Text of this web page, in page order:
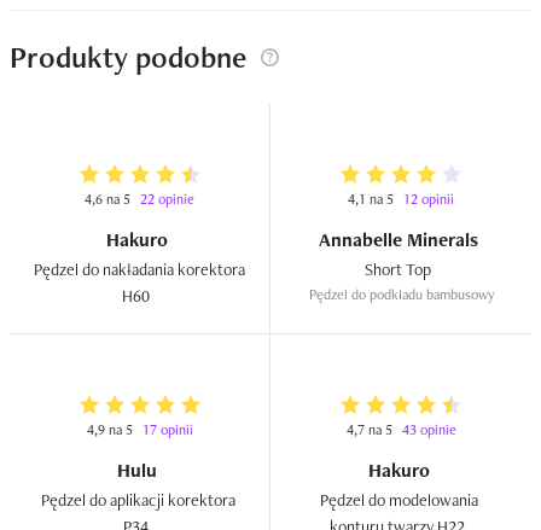
Produkty podobne
4,6 na 5 22 opinie
Hakuro
Pędzel do nakładania korektora
4,1 na 5 12 opinii
Annabelle Minerals
Pędzel do podkładu bambusowy
4,9 na 5 17 opinii
Hulu
Pędzel do aplikacji korektora
4,7 na 5 43 opinie
Hakuro
Pędzel do modelowania